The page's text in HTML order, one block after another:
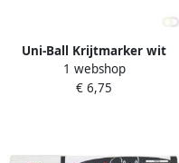
Uni-Ball Krijtmarker wit
beitelvormige punt van 8
mm
1 webshop
€ 6,75